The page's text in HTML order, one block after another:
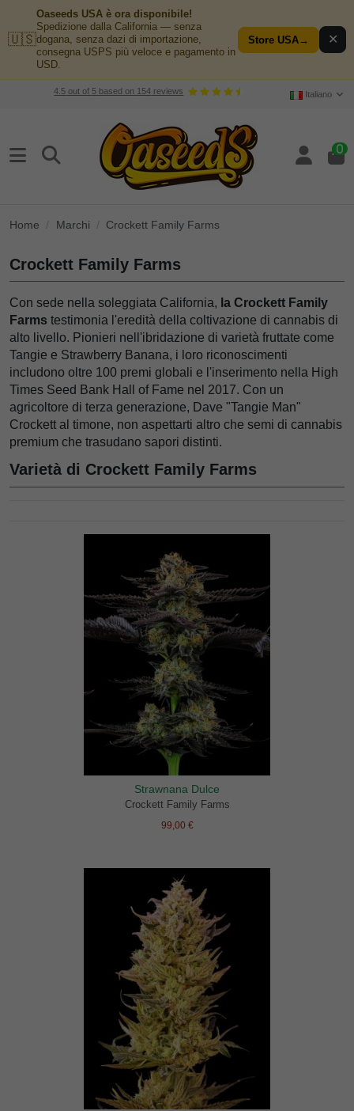
🇺🇸
Oaseeds USA è ora disponibile!
Spedizione dalla California — senza
dogana, senza dazi di importazione,
consegna USPS più veloce e pagamento in
USD.
Store USA→ ✕
4.5 out of 5 based on 154 reviews Italiano
0
Home Marchi Crockett Family Farms
Crockett Family Farms
Con sede nella soleggiata California, la Crockett Family
Farms testimonia l'eredità della coltivazione di cannabis di
alto livello. Pionieri nell'ibridazione di varietà fruttate come
Tangie e Strawberry Banana, i loro riconoscimenti
includono oltre 100 premi globali e l'inserimento nella High
Times Seed Bank Hall of Fame nel 2017. Con un
agricoltore di terza generazione, Dave "Tangie Man"
Crockett al timone, non aspettarti altro che semi di cannabis
premium che trasudano sapori distinti.
Varietà di Crockett Family Farms
Strawnana Dulce
Crockett Family Farms
99,00 €